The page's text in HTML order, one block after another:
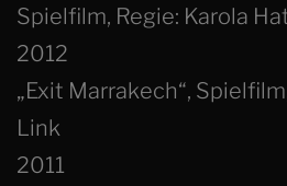
Spielfilm, Regie: Karola
2012
„Exit Marrakech“,
Link
2011